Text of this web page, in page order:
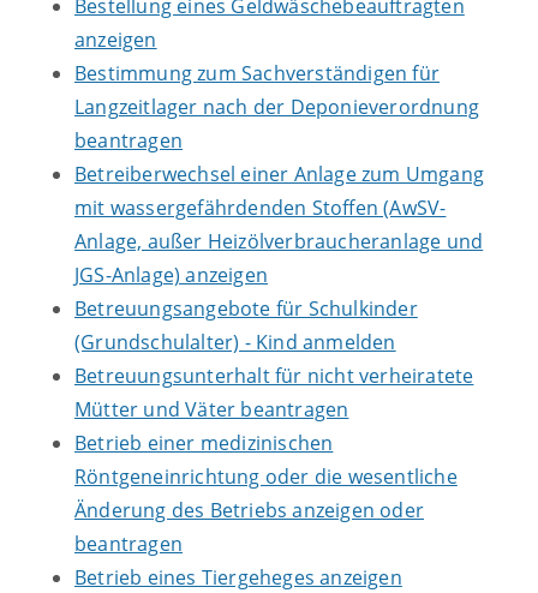
Bestellung eines Geldwäschebeauftragten
anzeigen
Bestimmung zum Sachverständigen für
Langzeitlager nach der Deponieverordnung
beantragen
Betreiberwechsel einer Anlage zum Umgang
mit wassergefährdenden Stoffen (AwSV-
Anlage, außer Heizölverbraucheranlage und
JGS-Anlage) anzeigen
Betreuungsangebote für Schulkinder
(Grundschulalter) - Kind anmelden
Betreuungsunterhalt für nicht verheiratete
Mütter und Väter beantragen
Betrieb einer medizinischen
Röntgeneinrichtung oder die wesentliche
Änderung des Betriebs anzeigen oder
beantragen
Betrieb eines Tiergeheges anzeigen